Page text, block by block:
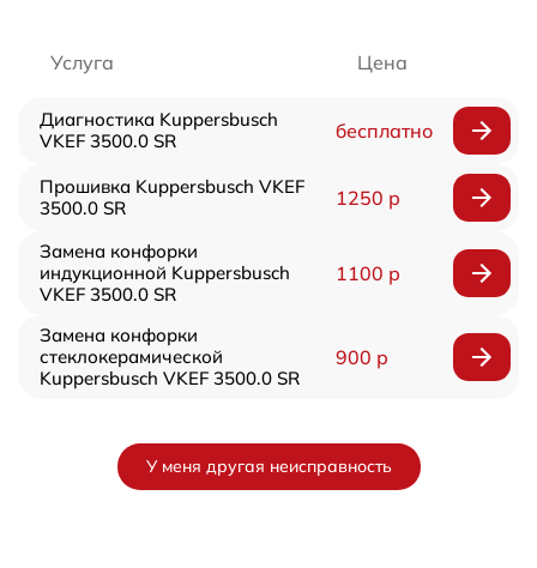
Услуга Цена
Диагностика Kuppersbusch
VKEF 3500.0 SR
бесплатно
Прошивка Kuppersbusch VKEF
3500.0 SR
1250 р
Замена конфорки
индукционной Kuppersbusch
VKEF 3500.0 SR
1100 р
Замена конфорки
стеклокерамической
Kuppersbusch VKEF 3500.0 SR
900 р
У меня другая неисправность